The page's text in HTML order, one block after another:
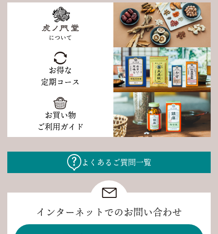
について
お得な
定期コース
お買い物
ご利用ガイド
よくあるご質問一覧
インターネットでのお問い合わせ